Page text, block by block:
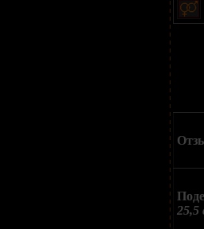
25,5